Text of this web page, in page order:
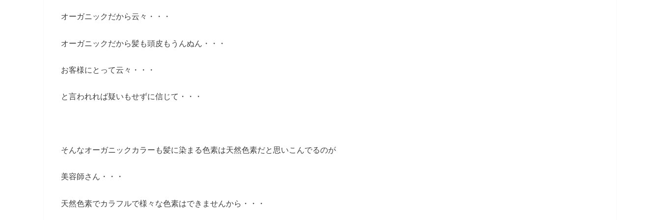
オーガニックだから云々・・・
オーガニックだから髪も頭皮もうんぬん・・・
お客様にとって云々・・・
と言われれば疑いもせずに信じて・・・
そんなオーガニックカラーも髪に染まる色素は天然色素だと思いこんでるのが
美容師さん・・・
天然色素でカラフルで様々な色素はできませんから・・・